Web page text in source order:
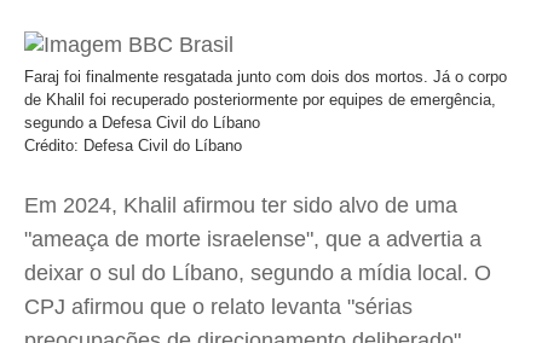
Faraj foi finalmente resgatada junto com dois dos mortos. Já o corpo
de Khalil foi recuperado posteriormente por equipes de emergência,
segundo a Defesa Civil do Líbano
Crédito: Defesa Civil do Líbano
Em 2024, Khalil afirmou ter sido alvo de uma
"ameaça de morte israelense", que a advertia a
deixar o sul do Líbano, segundo a mídia local. O
CPJ afirmou que o relato levanta "sérias